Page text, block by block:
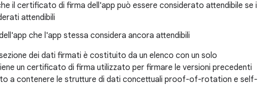
il certificato di firma dell'app può essere considerato attendibile se i
attendibili
che l'app stessa considera ancora attendibili
dei dati firmati è costituito da un elenco con un solo
un certificato di firma utilizzato per firmare le versioni precedenti
a contenere le strutture di dati concettuali proof-of-rotation e self-